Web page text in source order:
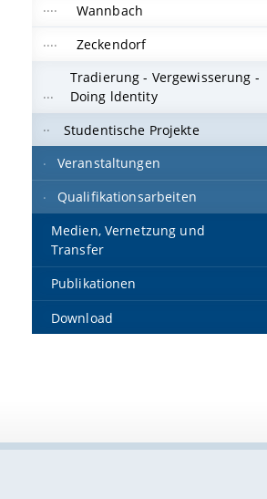
Wannbach
Zeckendorf
Tradierung - Vergewisserung -
Doing ldentity
Studentische Projekte
Veranstaltungen
Qualifikationsarbeiten
Medien, Vernetzung und
Transfer
Publikationen
Download